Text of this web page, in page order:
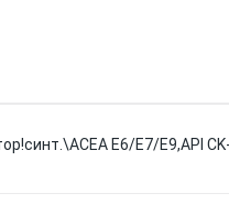
E6/E7/E9,API